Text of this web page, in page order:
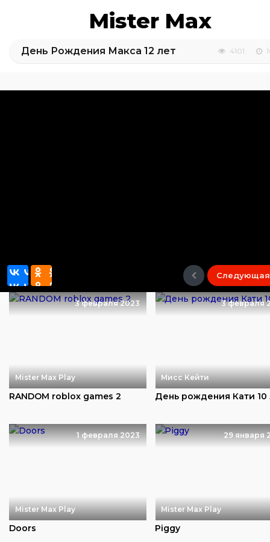
Mister Max
День Рождения Макса 12 лет 4101
Следующая
3 февраля 2023
Mister Max Play
RANDOM roblox games 2
3 февраля
Мисс Кейти
День рождения Кати 10
1 февраля 2023
Mister Max Play
Doors
29 января
Mister Max Play
Piggy